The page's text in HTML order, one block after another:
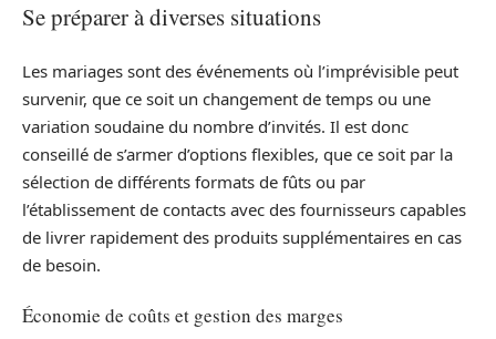
Se préparer à diverses situations
Les mariages sont des événements où l’imprévisible peut
survenir, que ce soit un changement de temps ou une
variation soudaine du nombre d’invités. Il est donc
conseillé de s’armer d’options flexibles, que ce soit par la
sélection de différents formats de fûts ou par
l’établissement de contacts avec des fournisseurs capables
de livrer rapidement des produits supplémentaires en cas
de besoin.
Économie de coûts et gestion des marges